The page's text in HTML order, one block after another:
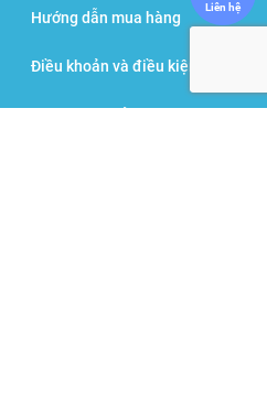
Hướng dẫn mua hàng
Điều khoản và điều kiện
Liên hệ